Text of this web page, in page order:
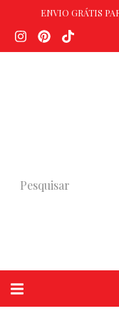
ENVIO GRÁTIS
Alternar